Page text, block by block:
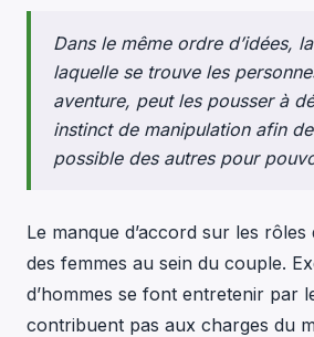
Dans le même ordre d’idées,
laquelle se trouve les
aventure, peut les pousser à
instinct de manipulation afin
possible des autres pour
Le manque d’accord sur les rôles
des femmes au sein du couple.
d’hommes se font entretenir par
contribuent pas aux charges du